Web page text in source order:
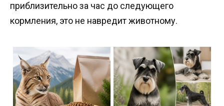
приблизительно за час до следующего
кормления, это не навредит животному.